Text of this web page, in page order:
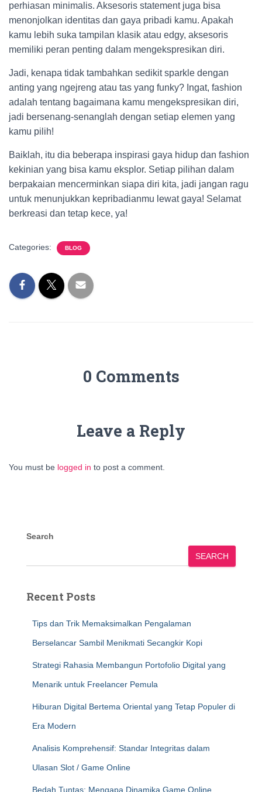
perhiasan minimalis. Aksesoris statement juga bisa
menonjolkan identitas dan gaya pribadi kamu. Apakah
kamu lebih suka tampilan klasik atau edgy, aksesoris
memiliki peran penting dalam mengekspresikan diri.
Jadi, kenapa tidak tambahkan sedikit sparkle dengan
anting yang ngejreng atau tas yang funky? Ingat, fashion
adalah tentang bagaimana kamu mengekspresikan diri,
jadi bersenang-senanglah dengan setiap elemen yang
kamu pilih!
Baiklah, itu dia beberapa inspirasi gaya hidup dan fashion
kekinian yang bisa kamu eksplor. Setiap pilihan dalam
berpakaian mencerminkan siapa diri kita, jadi jangan ragu
untuk menunjukkan kepribadianmu lewat gaya! Selamat
berkreasi dan tetap kece, ya!
Categories: BLOG
0 Comments
Leave a Reply
You must be logged in to post a comment.
Search
SEARCH
Recent Posts
Tips dan Trik Memaksimalkan Pengalaman
Berselancar Sambil Menikmati Secangkir Kopi
Strategi Rahasia Membangun Portofolio Digital yang
Menarik untuk Freelancer Pemula
Hiburan Digital Bertema Oriental yang Tetap Populer di
Era Modern
Analisis Komprehensif: Standar Integritas dalam
Ulasan Slot / Game Online
Bedah Tuntas: Mengapa Dinamika Game Online